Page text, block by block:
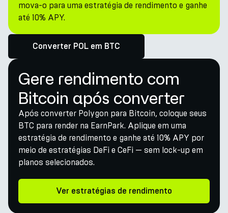
mova-o para uma estratégia de rendimento e ganhe
até 10% APY.
Converter POL em BTC
Gere rendimento com
Bitcoin após converter
Após converter Polygon para Bitcoin, coloque seus
BTC para render na EarnPark. Aplique em uma
estratégia de rendimento e ganhe até 10% APY por
meio de estratégias DeFi e CeFi — sem lock-up em
planos selecionados.
Ver estratégias de rendimento